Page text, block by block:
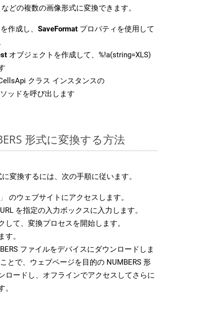
どの複数の画像形式に変換できます。
作成し、 SaveFormat プロパティを使用して
オブジェクトを作成して、%!a(string=XLS)
クラス インスタンスの
ッドを呼び出します
形式に変換する方法
変換するには、次の手順に従います。
のウェブサイトにアクセスします。
を指定の入力ボックスに入力します。
して、変換プロセスを開始します。
。
ファイルをデバイスにダウンロードしま
とで、ウェブページを目的の NUMBERS 形
ロードし、オフラインでアクセスしてさらに